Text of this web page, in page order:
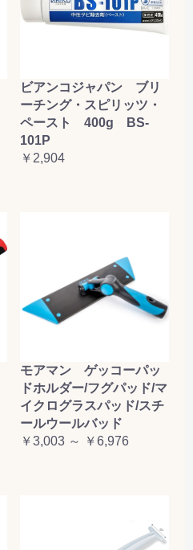
ビアンコジャパン ブリ
ーチング・スピリッツ・
ペースト 400g BS-
101P
￥2,904
モアマン ゲッコーパッ
ドホルダー/フグパッド/マ
イクログラスパッド/スチ
ールウールバッド
￥3,003 ～ ￥6,976